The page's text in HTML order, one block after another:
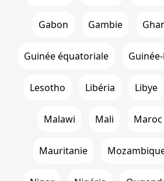
Gabon Gambie
Guinée équatoriale
Lesotho Libéria Libye
Malawi Mali Maroc
Mauritanie